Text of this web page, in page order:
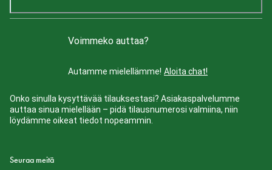
Voimmeko auttaa?
Autamme mielellämme! Aloita chat!
Onko sinulla kysyttävää tilauksestasi? Asiakaspalvelumme
auttaa sinua mielellään – pidä tilausnumerosi valmiina, niin
löydämme oikeat tiedot nopeammin.
Seuraa meitä